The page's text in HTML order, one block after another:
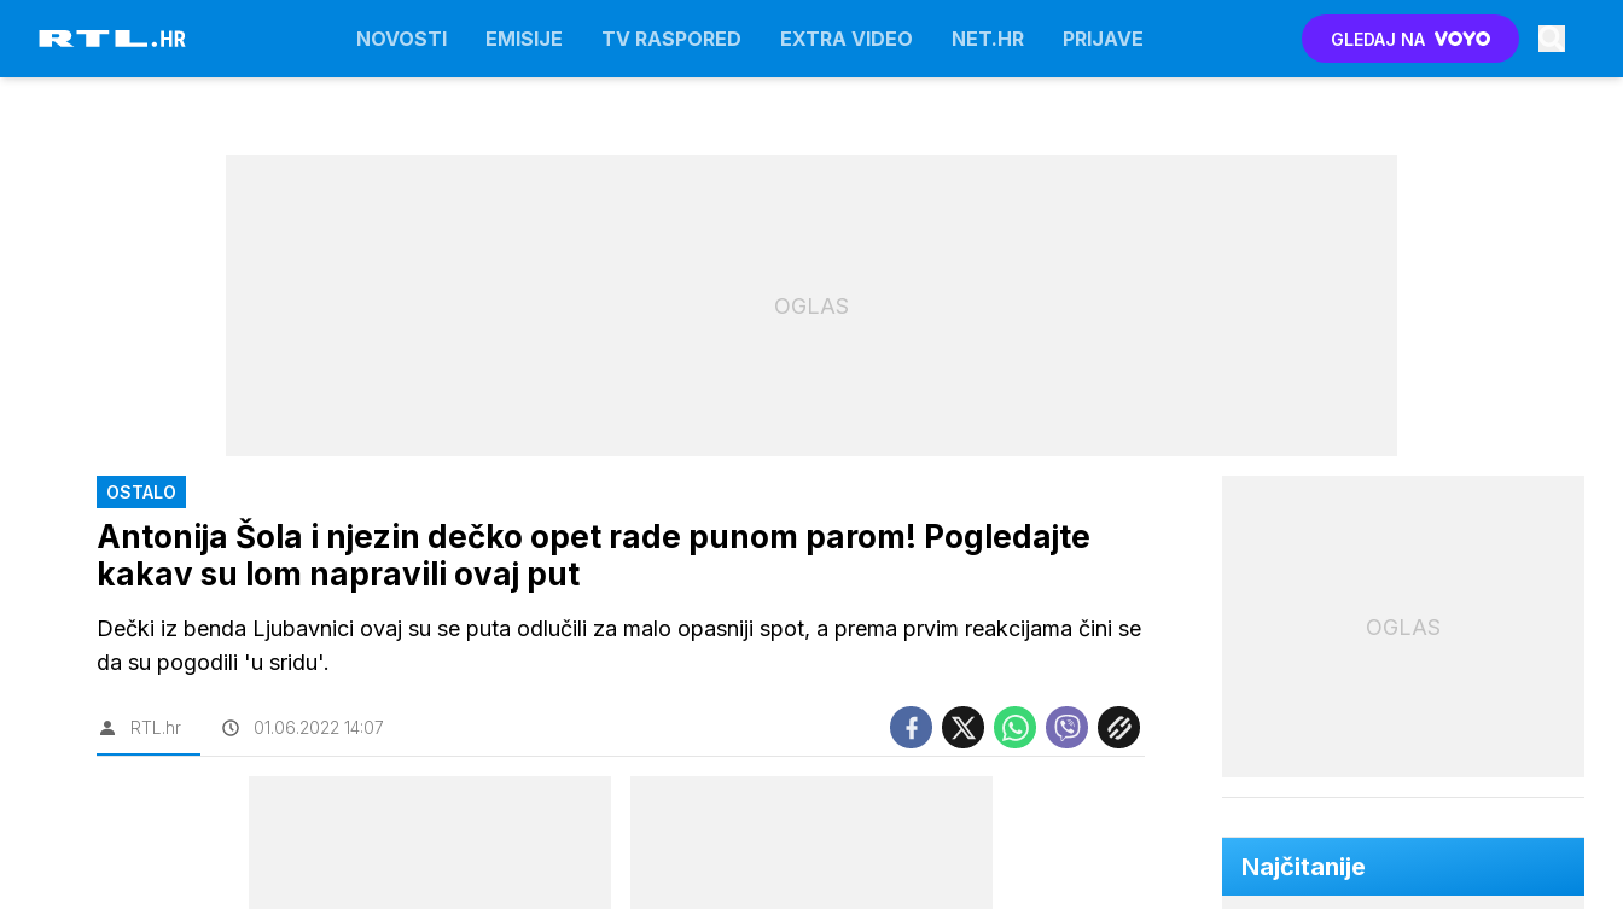
NOVOSTI EMISIJE TV RASPORED EXTRA VIDEO NET.HR PRIJAVE GLEDAJ NA
OGLAS
OSTALO
Antonija Šola i njezin dečko opet rade punom parom! Pogledajte
kakav su lom napravili ovaj put
Dečki iz benda Ljubavnici ovaj su se puta odlučili za malo opasniji spot, a prema prvim reakcijama čini se
da su pogodili 'u sridu'.
RTL.hr 01.06.2022 14:07
OGLAS
Najčitanije